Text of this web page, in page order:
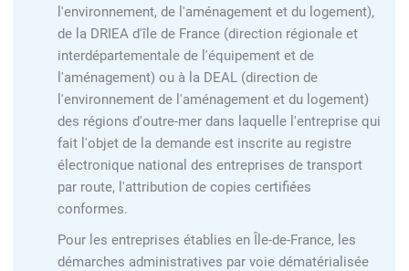
l'environnement, de l'aménagement et du logement),
de la DRIEA d'île de France (direction régionale et
interdépartementale de l'équipement et de
l'aménagement) ou à la DEAL (direction de
l'environnement de l'aménagement et du logement)
des régions d'outre-mer dans laquelle l'entreprise qui
fait l'objet de la demande est inscrite au registre
électronique national des entreprises de transport
par route, l'attribution de copies certifiées
conformes.
Pour les entreprises établies en Île-de-France, les
démarches administratives par voie dématérialisée